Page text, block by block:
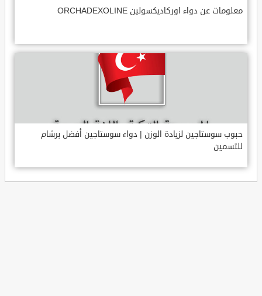
معلومات عن دواء اوركاديكسولين ORCHADEXOLINE
حبوب سوستاجين لزيادة الوزن | دواء سوستاجين أفضل برشام
للتسمين